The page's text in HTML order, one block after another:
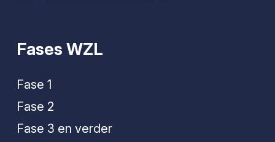
Fases WZL
Fase 1
Fase 2
Fase 3 en verder